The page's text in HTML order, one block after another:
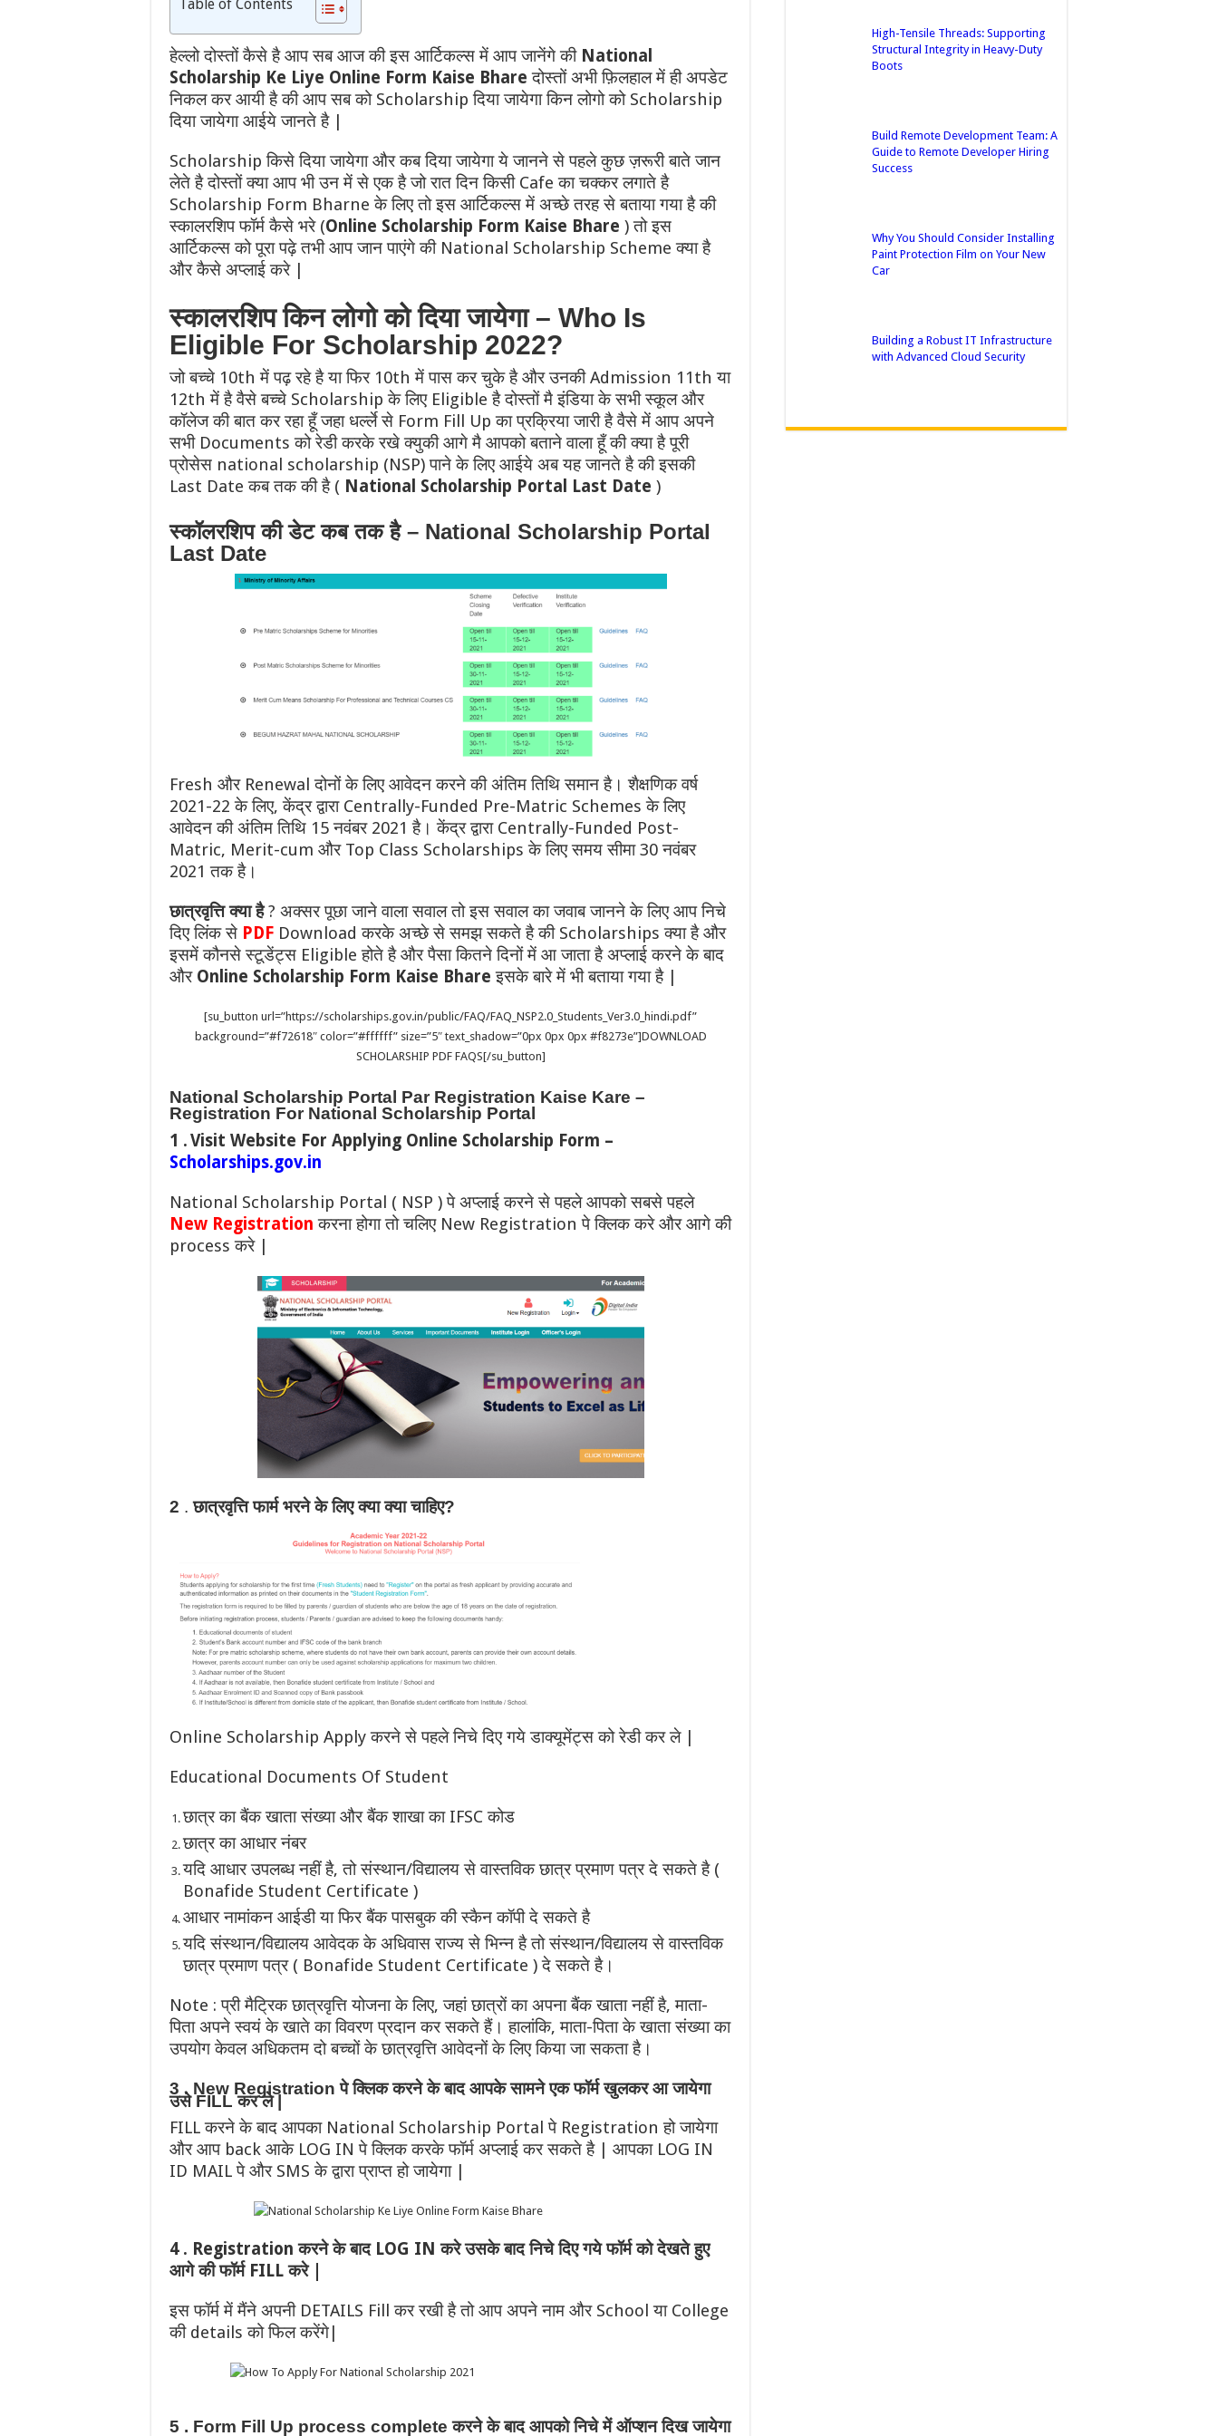
k
Table of Contents
हेल्लो दोस्तों कैसे है आप सब आज की इस आर्टिकल्स में आप जानेंगे की National
Scholarship Ke Liye Online Form Kaise Bhareदोस्तों अभी फ़िलहाल में ही अपडेट
निकल कर आयी है की आप सब को Scholarship दिया जायेगा किन लोगो को Scholarship
दिया जायेगा आईये जानते है |
Scholarship किसे दिया जायेगा और कब दिया जायेगा ये जानने से पहले कुछ ज़रूरी बाते जान
लेते है दोस्तों क्या आप भी उन में से एक है जो रात दिन किसी Cafe का चक्कर लगाते है
Scholarship Form Bharne के लिए तो इस आर्टिकल्स में अच्छे तरह से बताया गया है की
स्कालरशिप फॉर्म कैसे भरे (Online Scholarship Form Kaise Bhare ) तो इस
आर्टिकल्स को पूरा पढ़े तभी आप जान पाएंगे की National Scholarship Scheme क्या है
और कैसे अप्लाई करे |
स्कालरशिप किन लोगो को दिया जायेगा – Who Is
Eligible For Scholarship 2022?
जो बच्चे 10th में पढ़ रहे है या फिर 10th में पास कर चुके है और उनकी Admission 11th या
12th में है वैसे बच्चे Scholarship के लिए Eligible है दोस्तों मै इंडिया के सभी स्कूल और
कॉलेज की बात कर रहा हूँ जहा धर्ल्ले से Form Fill Up का प्रक्रिया जारी है वैसे में आप अपने
सभी Documents को रेडी करके रखे क्युकी आगे मै आपको बताने वाला हूँ की क्या है पूरी
प्रोसेस national scholarship (NSP) पाने के लिए आईये अब यह जानते है की इसकी
Last Date कब तक की है ( National Scholarship Portal Last Date )
स्कॉलरशिप की डेट कब तक है – National Scholarship Portal
Last Date
Fresh और Renewal दोनों के लिए आवेदन करने की अंतिम तिथि समान है। शैक्षणिक वर्ष
2021-22 के लिए, केंद्र द्वारा Centrally-Funded Pre-Matric Schemes के लिए
आवेदन की अंतिम तिथि 15 नवंबर 2021 है। केंद्र द्वारा Centrally-Funded Post-
Matric, Merit-cum और Top Class Scholarships के लिए समय सीमा 30 नवंबर
2021 तक है।
छात्रवृत्ति क्या है? अक्सर पूछा जाने वाला सवाल तो इस सवाल का जवाब जानने के लिए आप निचे
दिए लिंक से PDF Download करके अच्छे से समझ सकते है की Scholarships क्या है और
इसमें कौनसे स्टूडेंट्स Eligible होते है और पैसा कितने दिनों में आ जाता है अप्लाई करने के बाद
और Online Scholarship Form Kaise Bhareइसके बारे में भी बताया गया है |
[su_button url=”https://scholarships.gov.in/public/FAQ/FAQ_NSP2.0_Students_Ver3.0_hindi.pdf”
background=”#f72618″ color=”#ffffff” size=”5″ text_shadow=”0px 0px 0px #f8273e”]DOWNLOAD
SCHOLARSHIP PDF FAQS[/su_button]
National Scholarship Portal Par Registration Kaise Kare –
Registration For National Scholarship Portal
1 .Visit Website For Applying Online Scholarship Form –
Scholarships.gov.in
National Scholarship Portal ( NSP ) पे अप्लाई करने से पहले आपको सबसे पहले
New Registration करना होगा तो चलिए New Registration पे क्लिक करे और आगे की
process करे |
2 .छात्रवृत्ति फार्म भरने के लिए क्या क्या चाहिए?
Online Scholarship Apply करने से पहले निचे दिए गये डाक्यूमेंट्स को रेडी कर ले |
Educational Documents Of Student
छात्र का बैंक खाता संख्या और बैंक शाखा का IFSC कोड
छात्र का आधार नंबर
यदि आधार उपलब्ध नहीं है, तो संस्थान/विद्यालय से वास्तविक छात्र प्रमाण पत्र दे सकते है (
Bonafide Student Certificate )
आधार नामांकन आईडी या फिर बैंक पासबुक की स्कैन कॉपी दे सकते है
यदि संस्थान/विद्यालय आवेदक के अधिवास राज्य से भिन्न है तो संस्थान/विद्यालय से वास्तविक
छात्र प्रमाण पत्र ( Bonafide Student Certificate ) दे सकते है।
Note : प्री मैट्रिक छात्रवृत्ति योजना के लिए, जहां छात्रों का अपना बैंक खाता नहीं है, माता-
पिता अपने स्वयं के खाते का विवरण प्रदान कर सकते हैं। हालांकि, माता-पिता के खाता संख्या का
उपयोग केवल अधिकतम दो बच्चों के छात्रवृत्ति आवेदनों के लिए किया जा सकता है।
3 . New Registration पे क्लिक करने के बाद आपके सामने एक फॉर्म खुलकर आ जायेगा
उसे FILL कर ले |
FILL करने के बाद आपका National Scholarship Portal पे Registration हो जायेगा
और आप back आके LOG IN पे क्लिक करके फॉर्म अप्लाई कर सकते है | आपका LOG IN
ID MAIL पे और SMS के द्वारा प्राप्त हो जायेगा |
4 . Registration करने के बाद LOG IN करे उसके बाद निचे दिए गये फॉर्म को देखते हुए
आगे की फॉर्म FILL करे |
इस फॉर्म में मैंने अपनी DETAILS Fill कर रखी है तो आप अपने नाम और School या College
की details को फिल करेंगे|
5 . Form Fill Up process complete करने के बाद आपको निचे में ऑप्शन दिख जायेगा
High-Tensile Threads: Supporting
Structural Integrity in Heavy-Duty
Boots
Build Remote Development Team: A
Guide to Remote Developer Hiring
Success
Why You Should Consider Installing
Paint Protection Film on Your New
Car
Building a Robust IT Infrastructure
with Advanced Cloud Security